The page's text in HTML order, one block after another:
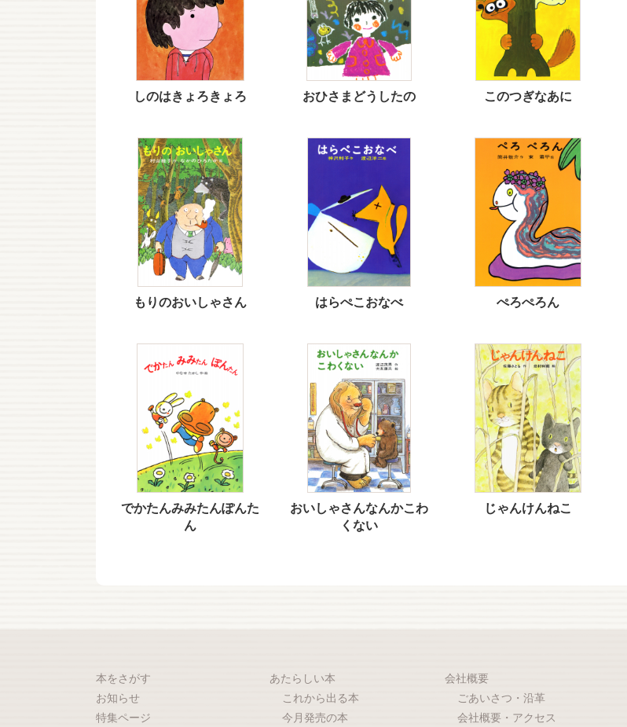
しのはきょろきょろ おひさまどうしたの このつぎなあに
もりのおいしゃさん はらぺこおなべ ぺろぺろん
でかたんみみたんぽんた
ん
おいしゃさんなんかこわ
くない
じゃんけんねこ
本をさがす
お知らせ
特集ページ
あたらしい本
これから出る本
今月発売の本
会社概要
ごあいさつ・沿革
会社概要・アクセス